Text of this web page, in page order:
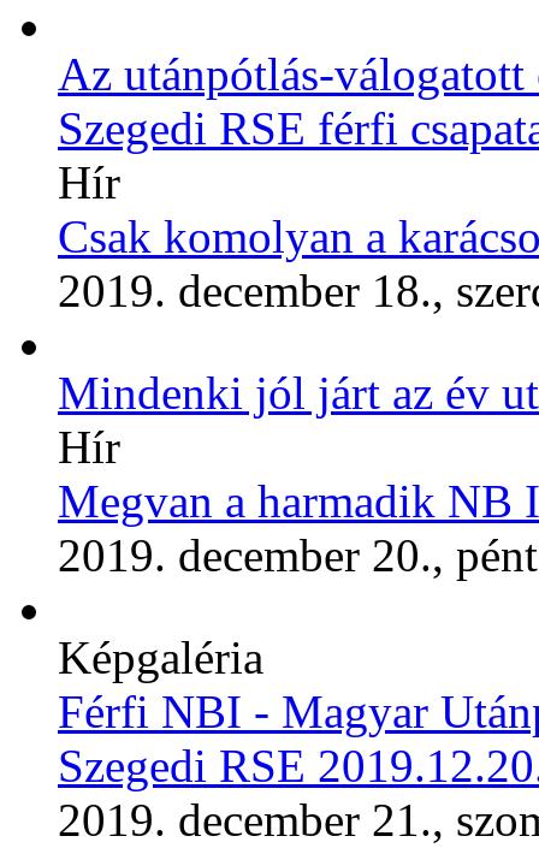
Az utánpótlás-
Szegedi RSE férfi
Hír
Csak komolyan a
2019. december 18.,
Mindenki jól járt az év
Hír
Megvan a harmadik NB
2019. december 20.,
Képgaléria
Férfi NBI - Magyar
Szegedi RSE
2019. december 21.,